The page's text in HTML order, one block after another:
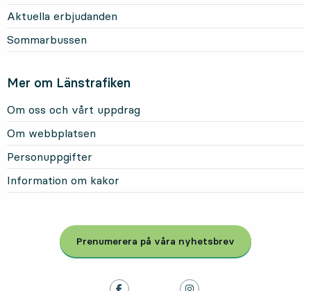
Aktuella erbjudanden
Sommarbussen
Mer om Länstrafiken
Om oss och vårt uppdrag
Om webbplatsen
Personuppgifter
Information om kakor
Prenumerera på våra nyhetsbrev
, Öppnas i modal